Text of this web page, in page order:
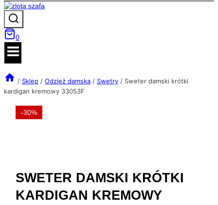
0
/ Sklep / Odzież damska / Swetry / Sweter damski krótki
kardigan kremowy 33053F
-30%
SWETER DAMSKI KRÓTKI
KARDIGAN KREMOWY